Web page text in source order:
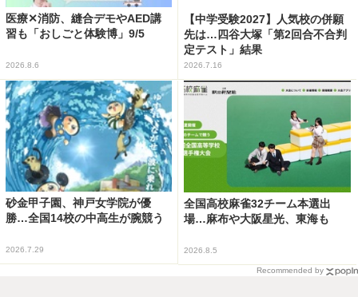
医療✕消防、縫合デモやAED講
習も「おしごと体験博」9/5
2026.8.6
【中学受験2027】人気校の併願
先は…四谷大塚「第2回合不合判
定テスト」結果
2026.7.16
砂金甲子園、神戸女学院が優
勝…全国14校の中高生が腕競う
2026.7.29
全国高校麻雀32チーム本選出
場…麻布や大阪星光、東海も
2026.8.5
Recommended by